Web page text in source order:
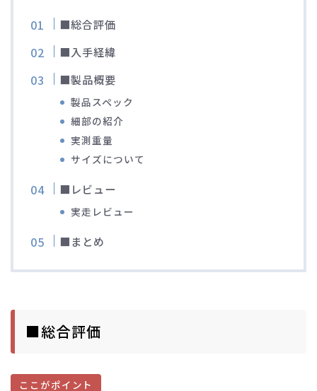
ブルべレポート2015
ブルべレポート2014
ブルべレポート2013
ブルべレポート2012
■総合評価
■入手経緯
■製品概要
製品スペック
細部の紹介
実測重量
サイズについて
■レビュー
実走レビュー
■まとめ
■総合評価
ここがポイント